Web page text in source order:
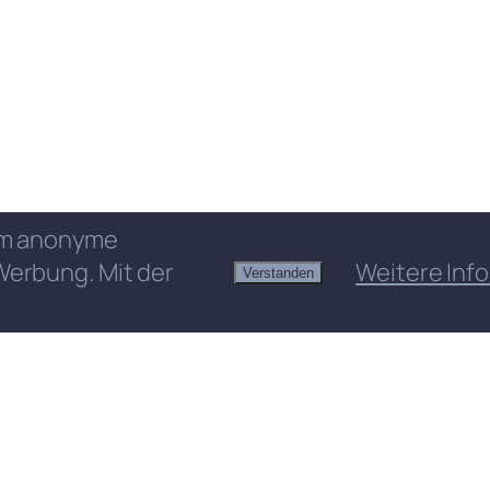
anonyme
Mit der
Verstanden Weitere